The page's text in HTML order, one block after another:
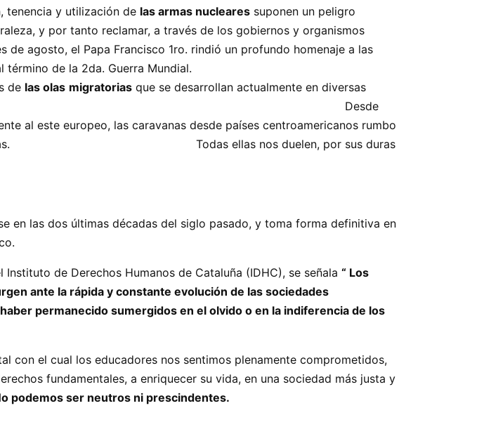
y utilización de las armas nucleares suponen un peligro
y por tanto reclamar, a través de los gobiernos y organismos
agosto, el Papa Francisco 1ro. rindió un profundo homenaje a las
del crimen al término de la 2da. Guerra Mundial.
de las olas migratorias que se desarrollan actualmente en diversas
a 71 millones de seres. Desde
al este europeo, las caravanas desde países centroamericanos rumbo
entre otras. Todas ellas nos duelen, por sus duras
en las dos últimas décadas del siglo pasado, y toma forma definitiva en
de Derechos Humanos de Cataluña (IDHC), se señala “ Los
ante la rápida y constante evolución de las sociedades
permanecido sumergidos en el olvido o en la indiferencia de los
con el cual los educadores nos sentimos plenamente comprometidos,
fundamentales, a enriquecer su vida, en una sociedad más justa y
podemos ser neutros ni prescindentes.